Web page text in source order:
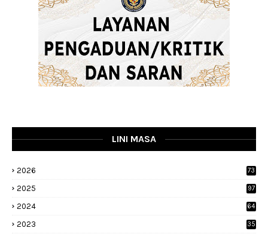
LINI MASA
2026 73
2025 97
2024 64
2023
35